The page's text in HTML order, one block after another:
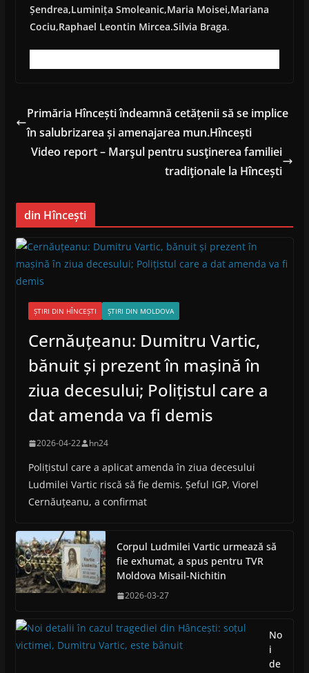
Șendrea,Luminița Smoleanic,Maria Moisei,Mariana
Cociu,Raphael Leontin Mircea.Silvia Braga.
Primăria Hîncești îndeamnă cetățenii să se implice
în salubrizarea și amenajarea mun.Hîncești
Video report – Marşul pentru susţinerea familiei
tradiţionale la Hîncești
din Hîncești
ȘTIRI DIN HÎNCEȘTI ȘTIRI DIN MOLDOVA
Cernăuțeanu: Dumitru Vartic,
bănuit și prezent în mașină în
ziua decesului; Polițistul care a
dat amenda va fi demis
2026-04-22 hn24
Polițistul care a aplicat amenda în ziua decesului
Ludmilei Vartic riscă să fie demis. Șeful IGP, Viorel
Cernăuțeanu, a confirmat
Corpul Ludmilei Vartic urmează să
fie exhumat, a spus pentru TVR
Moldova Misail-Nichitin
2026-03-27
No
i
de